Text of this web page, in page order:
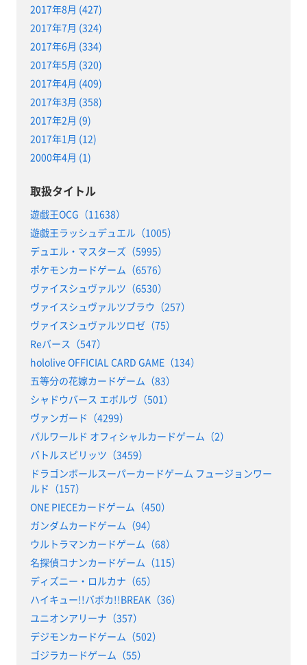
2017年8月 (427)
2017年7月 (324)
2017年6月 (334)
2017年5月 (320)
2017年4月 (409)
2017年3月 (358)
2017年2月 (9)
2017年1月 (12)
2000年4月 (1)
取扱タイトル
遊戯王OCG（11638）
遊戯王ラッシュデュエル（1005）
デュエル・マスターズ（5995）
ポケモンカードゲーム（6576）
ヴァイスシュヴァルツ（6530）
ヴァイスシュヴァルツブラウ（257）
ヴァイスシュヴァルツロゼ（75）
Reバース（547）
hololive OFFICIAL CARD GAME（134）
五等分の花嫁カードゲーム（83）
シャドウバース エボルヴ（501）
ヴァンガード（4299）
パルワールド オフィシャルカードゲーム（2）
バトルスピリッツ（3459）
ドラゴンボールスーパーカードゲーム フュージョンワー
ルド（157）
ONE PIECEカードゲーム（450）
ガンダムカードゲーム（94）
ウルトラマンカードゲーム（68）
名探偵コナンカードゲーム（115）
ディズニー・ロルカナ（65）
ハイキュー!!バボカ!!BREAK（36）
ユニオンアリーナ（357）
デジモンカードゲーム（502）
ゴジラカードゲーム（55）